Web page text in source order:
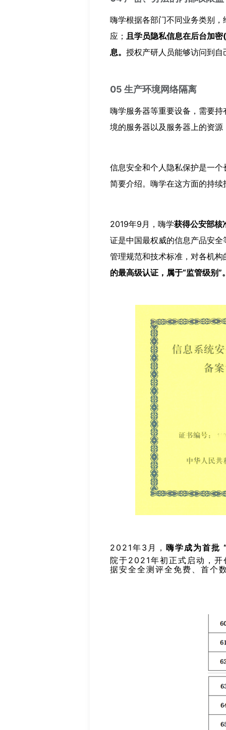
嗨学根据各部门不同业务类别
应； 且学员隐私信息在后台加
息。 授权产研人员能够访问到
05 生产环境网络隔离
嗨学服务器等重要设备，需要
境的服务器以及服务器上的资
信息安全和个人隐私保护是一
简要介绍。嗨学在这方面的持
2019年9月，嗨学获得公安部核
证是中国最权威的信息产品安
管理规范和技术标准，对各机
的最高级认证，属于“监管级别”
2021年3月， 嗨学成为首批
院于2021年初正式启动，
据安全全测评全免费、首个